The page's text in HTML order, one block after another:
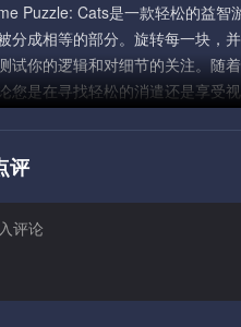
Puzzle: Cats是一款轻松的益智
分成相等的部分。旋转每一块，
试你的逻辑和对细节的关注。随
您是在寻找轻松的消遣还是享受
评